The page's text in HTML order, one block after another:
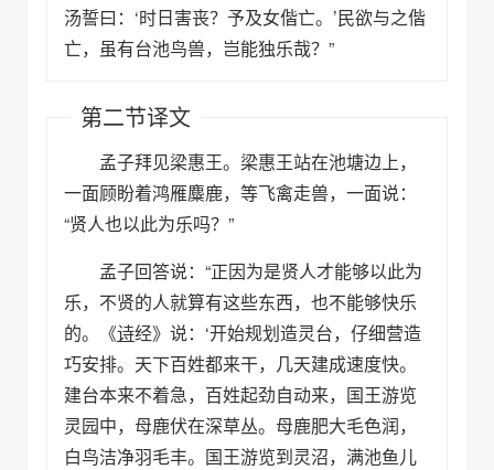
汤誓曰：‘时日害丧？予及女偕亡。’民欲与之偕
亡，虽有台池鸟兽，岂能独乐哉？”
第二节译文
孟子拜见梁惠王。梁惠王站在池塘边上，
一面顾盼着鸿雁麋鹿，等飞禽走兽，一面说：
“贤人也以此为乐吗？”
孟子回答说：“正因为是贤人才能够以此为
乐，不贤的人就算有这些东西，也不能够快乐
的。《诗经》说：‘开始规划造灵台，仔细营造
巧安排。天下百姓都来干，几天建成速度快。
建台本来不着急，百姓起劲自动来，国王游览
灵园中，母鹿伏在深草丛。母鹿肥大毛色润，
白鸟洁净羽毛丰。国王游览到灵沼，满池鱼儿